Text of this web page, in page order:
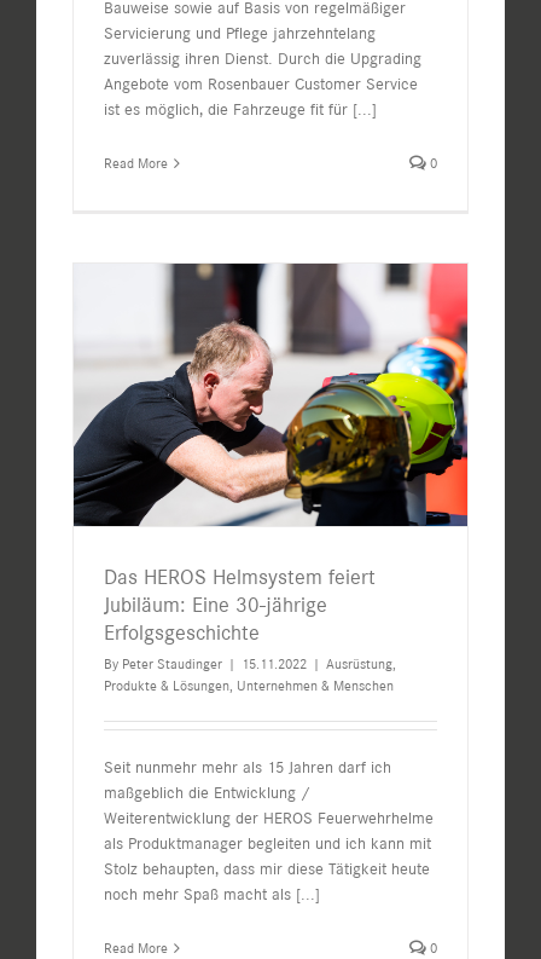
Bauweise sowie auf Basis von regelmäßiger
Servicierung und Pflege jahrzehntelang
zuverlässig ihren Dienst. Durch die Upgrading
Angebote vom Rosenbauer Customer Service
ist es möglich, die Fahrzeuge fit für [...]
Read More 0
Das HEROS Helmsystem feiert
Jubiläum: Eine 30-jährige
Erfolgsgeschichte
By Peter Staudinger | 15.11.2022 | Ausrüstung,
Produkte & Lösungen, Unternehmen & Menschen
Seit nunmehr mehr als 15 Jahren darf ich
maßgeblich die Entwicklung /
Weiterentwicklung der HEROS Feuerwehrhelme
als Produktmanager begleiten und ich kann mit
Stolz behaupten, dass mir diese Tätigkeit heute
noch mehr Spaß macht als [...]
Read More 0